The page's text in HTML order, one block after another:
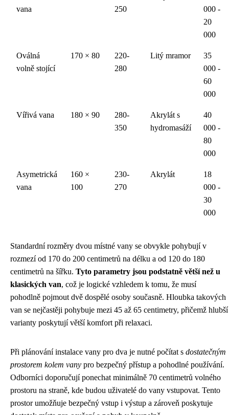
vana
250
000 -
20
000
Oválná
volně stojící
170 × 80
220-
280
Litý mramor
35
000 -
60
000
Vířivá vana 180 × 90
280-
350
Akrylát s
hydromasáží
40
000 -
80
000
Asymetrická
vana
160 ×
100
230-
270
Akrylát
18
000 -
30
000
Standardní rozměry dvou místné vany se obvykle pohybují v
rozmezí od 170 do 200 centimetrů na délku a od 120 do 180
centimetrů na šířku. Tyto parametry jsou podstatně větší než u
klasických van, což je logické vzhledem k tomu, že musí
pohodlně pojmout dvě dospělé osoby současně. Hloubka takových
van se nejčastěji pohybuje mezi 45 až 65 centimetry, přičemž hlubší
varianty poskytují větší komfort při relaxaci.
Při plánování instalace vany pro dva je nutné počítat s dostatečným
prostorem kolem vany pro bezpečný přístup a pohodlné používání.
Odborníci doporučují ponechat minimálně 70 centimetrů volného
prostoru na straně, kde budou uživatelé do vany vstupovat. Tento
prostor umožňuje bezpečný vstup i výstup a zároveň poskytuje